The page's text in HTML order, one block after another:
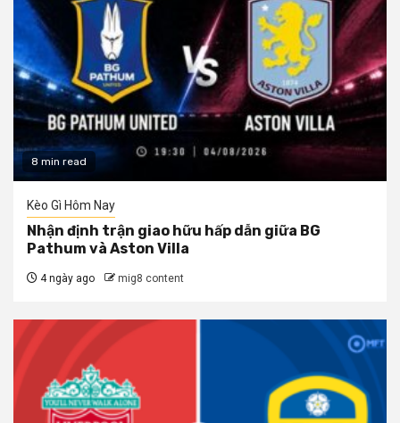
8 min read
Kèo Gì Hôm Nay
Nhận định trận giao hữu hấp dẫn giữa BG
Pathum và Aston Villa
4 ngày ago mig8 content